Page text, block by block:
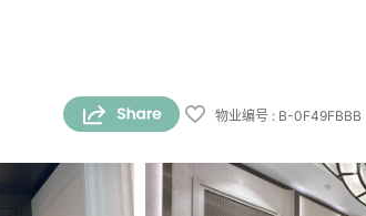
物业编号 : B-0F49FBBB